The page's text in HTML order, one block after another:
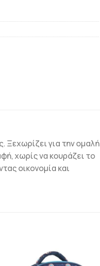
Ξεχωρίζει για την ομαλή
χωρίς να κουράζει το
οικονομία και